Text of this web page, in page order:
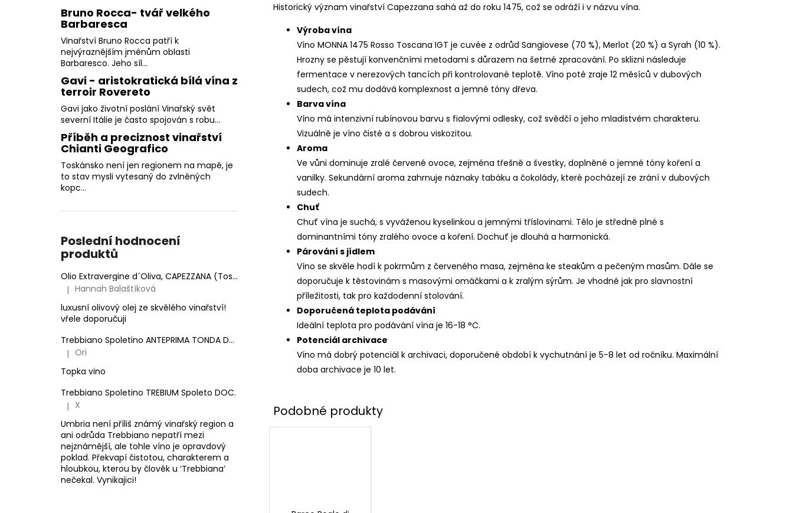
Bruno Rocca- tvář velkého
Barbaresca
Vinařství Bruno Rocca patří k
nejvýraznějším jménům oblasti
Barbaresco. Jeho síl...
Gavi - aristokratická bílá vína z
terroir Rovereto
Gavi jako životní poslání Vinařský svět
severní Itálie je často spojován s robu...
Příběh a preciznost vinařství
Chianti Geografico
Toskánsko není jen regionem na mapě, je
to stav mysli vytesaný do zvlněných
kopc...
Poslední hodnocení
produktů
Olio Extravergine d´Oliva, CAPEZZANA (Toskánsko) - 0,5 l
Hodnocení produktu je 5 z 5 hvězdiček.
| Hannah Balaštíková
luxusní olivový olej ze skvělého vinařství!
vřele doporučuji
Trebbiano Spoletino ANTEPRIMA TONDA DOC.
Hodnocení produktu je 5 z 5 hvězdiček.
| Ori
Topka vino
Trebbiano Spoletino TREBIUM Spoleto DOC.
Hodnocení produktu je 5 z 5 hvězdiček.
| X
Umbria není příliš známý vinařský region a
ani odrůda Trebbiano nepatří mezi
nejznámější, ale tohle víno je opravdový
poklad. Překvapí čistotou, charakterem a
hloubkou, kterou by člověk u ‘Trebbiana’
nečekal. Vynikajici!
Historický význam vinařství Capezzana sahá až do roku 1475, což se odráží i v názvu vína.
Výroba vína
Víno MONNA 1475 Rosso Toscana IGT je cuvée z odrůd Sangiovese (70 %), Merlot (20 %) a Syrah (10 %).
Hrozny se pěstují konvenčními metodami s důrazem na šetrné zpracování. Po sklizni následuje
fermentace v nerezových tancích při kontrolované teplotě. Víno poté zraje 12 měsíců v dubových
sudech, což mu dodává komplexnost a jemné tóny dřeva.
Barva vína
Víno má intenzivní rubínovou barvu s fialovými odlesky, což svědčí o jeho mladistvém charakteru.
Vizuálně je víno čisté a s dobrou viskozitou.
Aroma
Ve vůni dominuje zralé červené ovoce, zejména třešně a švestky, doplněné o jemné tóny koření a
vanilky. Sekundární aroma zahrnuje náznaky tabáku a čokolády, které pocházejí ze zrání v dubových
sudech.
Chuť
Chuť vína je suchá, s vyváženou kyselinkou a jemnými tříslovinami. Tělo je středně plné s
dominantními tóny zralého ovoce a koření. Dochuť je dlouhá a harmonická.
Párování s jídlem
Víno se skvěle hodí k pokrmům z červeného masa, zejména ke steakům a pečeným masům. Dále se
doporučuje k těstovinám s masovými omáčkami a k zralým sýrům. Je vhodné jak pro slavnostní
příležitosti, tak pro každodenní stolování.
Doporučená teplota podávání
Ideální teplota pro podávání vína je 16-18 °C.
Potenciál archivace
Víno má dobrý potenciál k archivaci, doporučené období k vychutnání je 5-8 let od ročníku. Maximální
doba archivace je 10 let.